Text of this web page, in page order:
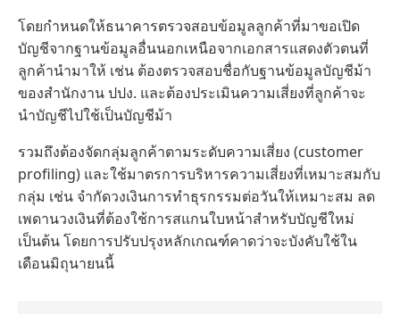
โดยกำหนดให้ธนาคารตรวจสอบข้อมูลลูกค้าที่มาขอเปิด
บัญชีจากฐานข้อมูลอื่นนอกเหนือจากเอกสารแสดงตัวตนที่
ลูกค้านำมาให้ เช่น ต้องตรวจสอบชื่อกับฐานข้อมูลบัญชีม้า
ของสำนักงาน ปปง. และต้องประเมินความเสี่ยงที่ลูกค้าจะ
นำบัญชีไปใช้เป็นบัญชีม้า
รวมถึงต้องจัดกลุ่มลูกค้าตามระดับความเสี่ยง (customer
profiling) และใช้มาตรการบริหารความเสี่ยงที่เหมาะสมกับ
กลุ่ม เช่น จำกัดวงเงินการทำธุรกรรมต่อวันให้เหมาะสม ลด
เพดานวงเงินที่ต้องใช้การสแกนใบหน้าสำหรับบัญชีใหม่
เป็นต้น โดยการปรับปรุงหลักเกณฑ์คาดว่าจะบังคับใช้ใน
เดือนมิถุนายนนี้